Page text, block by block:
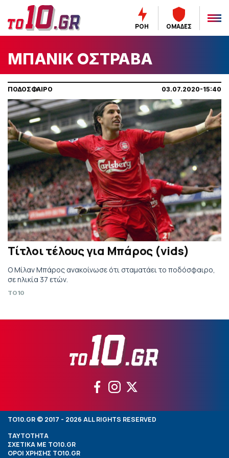
ΡΟΗ ΟΜΑΔΕΣ
ΜΠΑΝΙΚ ΟΣΤΡΑΒΑ
ΠΟΔΟΣΦΑΙΡΟ 03.07.2020-15:40
Τίτλοι τέλους για Μπάρος (vids)
Ο Μίλαν Μπάρος ανακοίνωσε ότι σταματάει το ποδόσφαιρο,
σε ηλικία 37 ετών.
TO10
TO10.GR © 2017 - 2026 ALL RIGHTS RESERVED
ΤΑΥΤΟΤΗΤΑ
ΣΧΕΤΙΚΑ ΜΕ TO10.GR
ΟΡΟΙ ΧΡΗΣΗΣ TO10.GR